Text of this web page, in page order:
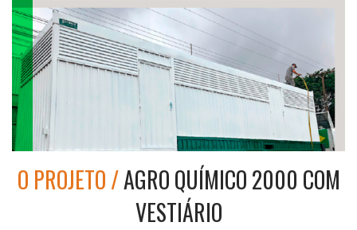
O PROJETO /AGRO QUÍMICO 2000 COM
VESTIÁRIO